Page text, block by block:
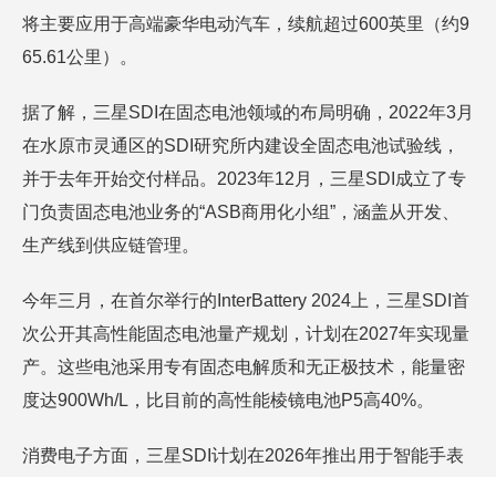
将主要应用于高端豪华电动汽车，续航超过600英里（约9
65.61公里）。
据了解，三星SDI在固态电池领域的布局明确，2022年3月
在水原市灵通区的SDI研究所内建设全固态电池试验线，
并于去年开始交付样品。2023年12月，三星SDI成立了专
门负责固态电池业务的“ASB商用化小组”，涵盖从开发、
生产线到供应链管理。
今年三月，在首尔举行的InterBattery 2024上，三星SDI首
次公开其高性能固态电池量产规划，计划在2027年实现量
产。这些电池采用专有固态电解质和无正极技术，能量密
度达900Wh/L，比目前的高性能棱镜电池P5高40%。
消费电子方面，三星SDI计划在2026年推出用于智能手表